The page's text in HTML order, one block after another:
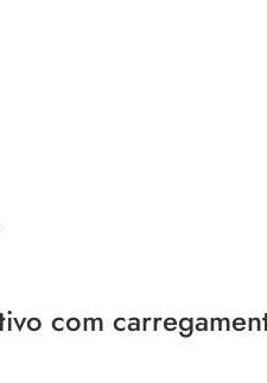
com